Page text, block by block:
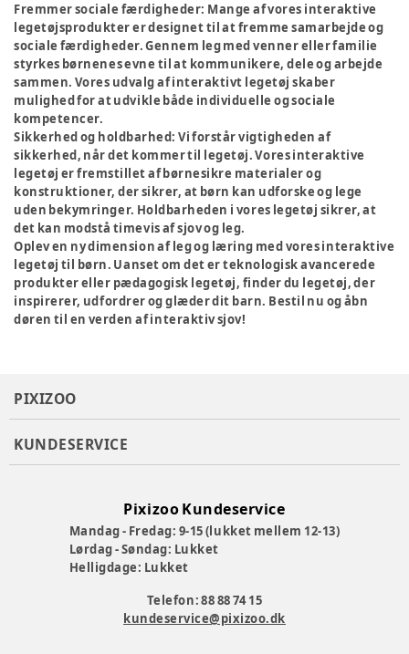
Fremmer sociale færdigheder: Mange af vores interaktive
legetøjsprodukter er designet til at fremme samarbejde og
sociale færdigheder. Gennem leg med venner eller familie
styrkes børnenes evne til at kommunikere, dele og arbejde
sammen. Vores udvalg af interaktivt legetøj skaber
mulighed for at udvikle både individuelle og sociale
kompetencer.
Sikkerhed og holdbarhed: Vi forstår vigtigheden af
sikkerhed, når det kommer til legetøj. Vores interaktive
legetøj er fremstillet af børnesikre materialer og
konstruktioner, der sikrer, at børn kan udforske og lege
uden bekymringer. Holdbarheden i vores legetøj sikrer, at
det kan modstå timevis af sjov og leg.
Oplev en ny dimension af leg og læring med vores interaktive
legetøj til børn. Uanset om det er teknologisk avancerede
produkter eller pædagogisk legetøj, finder du legetøj, der
inspirerer, udfordrer og glæder dit barn. Bestil nu og åbn
døren til en verden af interaktiv sjov!
PIXIZOO
KUNDESERVICE
Pixizoo Kundeservice
Mandag - Fredag: 9-15 (lukket mellem 12-13)
Lørdag - Søndag: Lukket
Helligdage: Lukket
Telefon: 88 88 74 15
kundeservice@pixizoo.dk